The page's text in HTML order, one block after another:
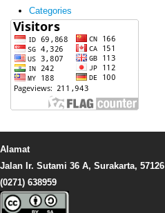
Categories
Alamat
Jalan Ir. Sutami 36 A, Surakarta, 57126
(0271) 638959